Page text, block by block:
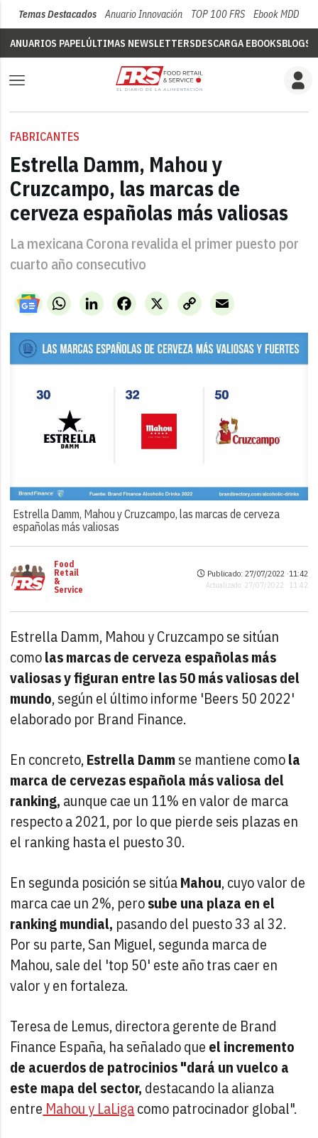
Temas Destacados Anuario Innovación TOP 100 FRS Ebook MDD
ANUARIOS PAPELÚLTIMAS NEWSLETTERSDESCARGA EBOOKSBLOGS
FABRICANTES
Estrella Damm, Mahou y
Cruzcampo, las marcas de
cerveza españolas más valiosas
La mexicana Corona revalida el primer puesto por
cuarto año consecutivo
WhatsAppLinkedIn X
Facebook
Copy
Link
Email
Estrella Damm, Mahou y Cruzcampo, las marcas de cerveza
españolas más valiosas
Food
Retail
&
Service
Publicado: 27/07/2022 ·11:42
Actualizado: 27/07/2022 · 11:42
Estrella Damm, Mahou y Cruzcampo se sitúan
comolas marcas de cerveza españolas más
valiosas y figuran entre las 50 más valiosas del
mundo, según el último informe 'Beers 50 2022'
elaborado por Brand Finance.
En concreto,Estrella Damm se mantiene comola
marca de cervezas española más valiosa del
ranking, aunque cae un 11% en valor de marca
respecto a 2021, por lo que pierde seis plazas en
el ranking hasta el puesto 30.
En segunda posición se sitúaMahou, cuyo valor de
marca cae un 2%, perosube una plaza en el
ranking mundial, pasando del puesto 33 al 32.
Por su parte, San Miguel, segunda marca de
Mahou, sale del 'top 50' este año tras caer en
valor y en fortaleza.
Teresa de Lemus, directora gerente de Brand
Finance España, ha señalado que el incremento
de acuerdos de patrocinios "dará un vuelco a
este mapa del sector, destacando la alianza
entre Mahou y LaLigacomo patrocinador global".